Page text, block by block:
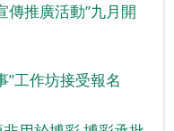
傳推廣活動”九月開
”工作坊接受報名